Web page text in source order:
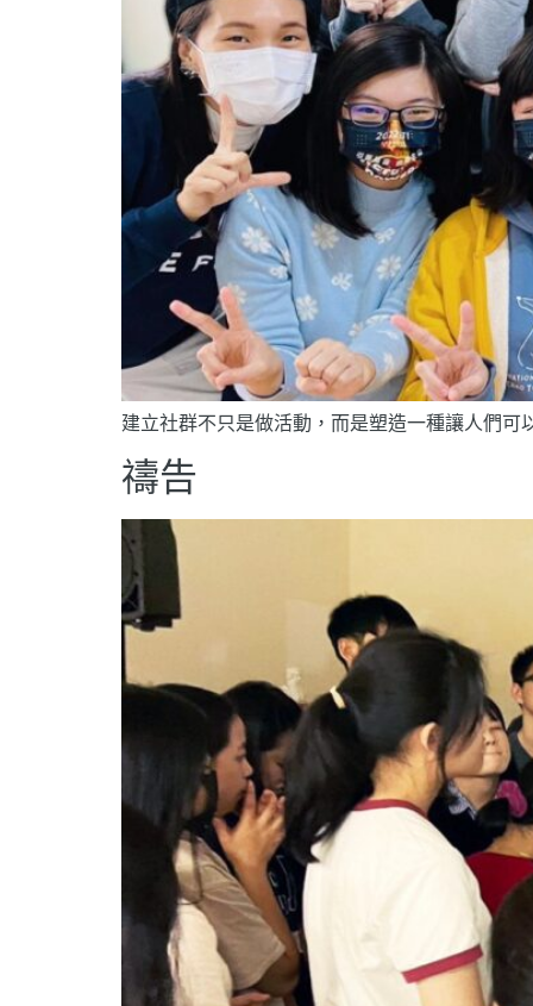
建立社群不只是做活動，而是塑造一種讓人們
禱告